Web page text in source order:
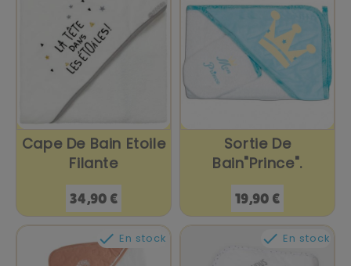
Cape De Bain Etoile
Filante
Prix
34,90 €
Sortie De
Bain"Prince".
Prix
19,90 €
 En stock  En stock